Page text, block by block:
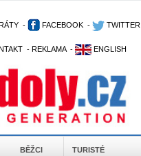
- FACEBOOK - TWITTER
- REKLAMA - ENGLISH
BĚŽCI TURISTÉ